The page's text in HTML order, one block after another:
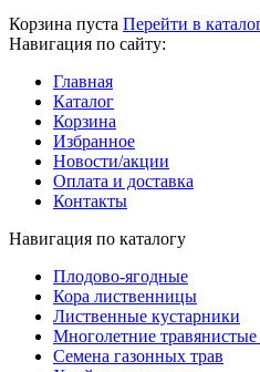
Корзина пуста Перейти в
Навигация по сайту:
Главная
Каталог
Корзина
Избранное
Новости/акции
Оплата и доставка
Контакты
Навигация по каталогу
Плодово-ягодные
Кора лиственницы
Лиственные кустарники
Многолетние травянистые
Семена газонных трав